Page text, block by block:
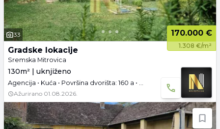
33 170.000 €
1.308 €/m²
Gradske lokacije
Sremska Mitrovica
130m² | uknjiženo
Agencija • Kuća • Površina dvorišta: 160 a • Uknjižen • Namešteno
Ažurirano 01.08.2026.